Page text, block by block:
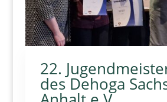
22.
des Dehoga